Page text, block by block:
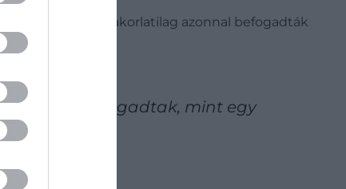
szerint gyakorlatilag azonnal befogadták
fogadtak, mint egy